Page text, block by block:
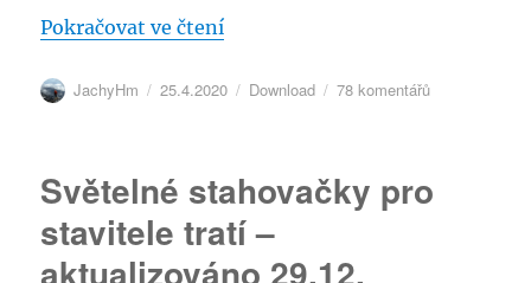
Pokračovat ve čtení„ZSCS 131 – aktualizace
Autor:
JachyHm Publikováno:
25.4.2020 Rubriky:
Download 78 komentářůu
ZSCS
Světelné stahovačky pro
stavitele tratí –